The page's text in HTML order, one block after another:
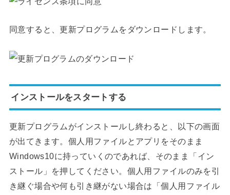
同意すると、更新プログラムをダウンロードします。
インストールをスタートする
更新プログラムがインストールし終わると、以下の画面
が出てきます。個人用ファイルとアプリをそのまま
Windows10に持っていくのであれば、そのまま「イン
ストール」を押してください。個人用ファイルのみを引
き継ぐ場合や何も引き継がない場合は「個人用ファイル